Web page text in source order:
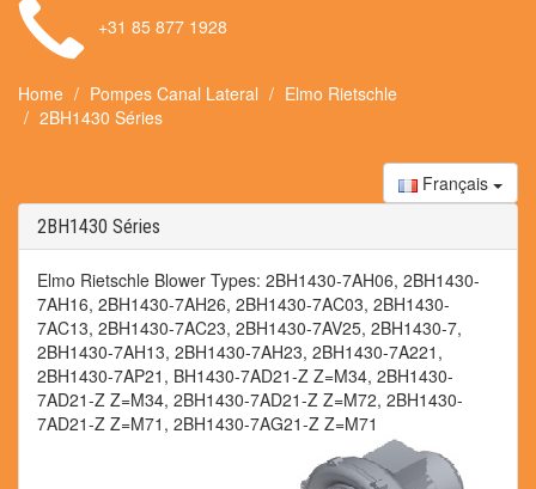
+31 85 877 1928
Home Pompes Canal Lateral
Elmo Rietschle
2BH1430 Séries
Français
2BH1430 Séries
Elmo Rietschle Blower Types: 2BH1430-7AH06, 2BH1430-
7AH16, 2BH1430-7AH26, 2BH1430-7AC03, 2BH1430-
7AC13, 2BH1430-7AC23, 2BH1430-7AV25, 2BH1430-7,
2BH1430-7AH13, 2BH1430-7AH23, 2BH1430-7A221,
2BH1430-7AP21, BH1430-7AD21-Z Z=M34, 2BH1430-
7AD21-Z Z=M34, 2BH1430-7AD21-Z Z=M72, 2BH1430-
7AD21-Z Z=M71, 2BH1430-7AG21-Z Z=M71